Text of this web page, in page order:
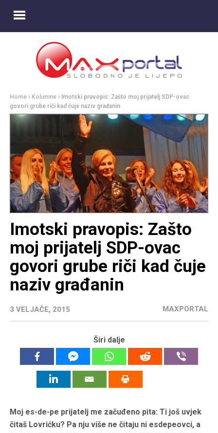
Home Kolumne
Imotski pravopis: Zašto moj prijatelj SDP-ovac
govori grube riči kad čuje naziv građanin
Imotski pravopis: Zašto
moj prijatelj SDP-ovac
govori grube riči kad čuje
naziv građanin
3 VELJAČE, 2015 MAXPORTAL
Širi dalje
Moj es-de-pe prijatelj me začuđeno pita: Ti još uvjek
čitaš Lovrićku? Pa nju više ne čitaju ni esdepeovci, a